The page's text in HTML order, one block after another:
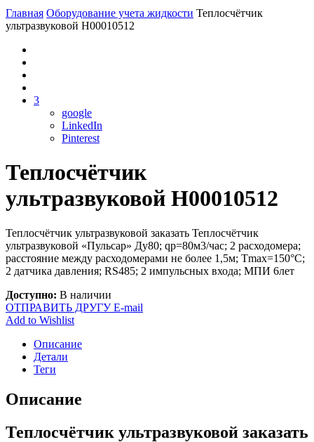
Главная Оборудование учета жидкости Теплосчётчик
ультразвуковой Н00010512
3
google
LinkedIn
Pinterest
Теплосчётчик
ультразвуковой Н00010512
Теплосчётчик ультразвуковой заказать Теплосчётчик
ультразвуковой «Пульсар» Ду80; qp=80м3/час; 2 расходомера;
расстояние между расходомерами не более 1,5м; Tmax=150°С;
2 датчика давления; RS485; 2 импульсных входа; МПИ 6лет
Доступно: В наличии
ОТПРАВИТЬ ДРУГУ E-mail
Add to Wishlist
Описание
Детали
Теги
Описание
Теплосчётчик ультразвуковой заказать